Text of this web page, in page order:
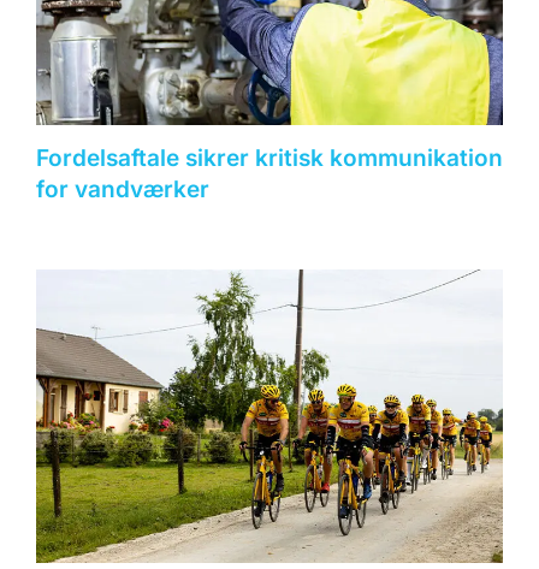
Fordelsaftale sikrer kritisk kommunikation
for vandværker